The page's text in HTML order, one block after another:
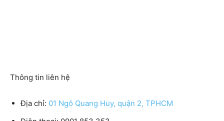
Thông tin liên hệ
Địa chỉ: 01 Ngô Quang Huy, quận 2, TPHCM